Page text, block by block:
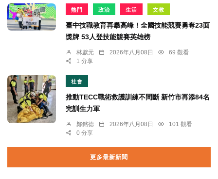
熱門 政治 生活 文教
臺中技職教育再攀高峰！全國技能競賽勇奪23面
獎牌 53人登技能競賽英雄榜
林獻元 2026年八月08日
69 觀看
1 分享
社會
推動TECC戰術救護訓練不間斷 新竹市再添84名
完訓生力軍
鄭銘德 2026年八月08日
101 觀看
0 分享
更多最新新聞